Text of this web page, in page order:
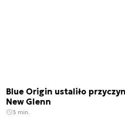
Blue Origin ustaliło
New Glenn
3 min.